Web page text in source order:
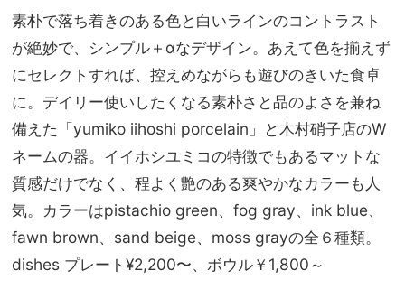
素朴で落ち着きのある色と白いラインのコントラスト
が絶妙で、シンプル＋αなデザイン。あえて色を揃えず
にセレクトすれば、控えめながらも遊びのきいた食卓
に。デイリー使いしたくなる素朴さと品のよさを兼ね
備えた「yumiko iihoshi porcelain」と木村硝子店のW
ネームの器。イイホシユミコの特徴でもあるマットな
質感だけでなく、程よく艶のある爽やかなカラーも人
気。カラーはpistachio green、fog gray、ink blue、
fawn brown、sand beige、moss grayの全６種類。
dishes プレート¥2,200〜、ボウル￥1,800～